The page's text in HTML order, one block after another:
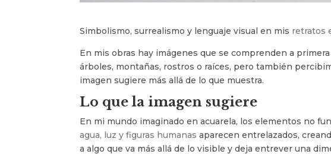
Simbolismo, surrealismo y lenguaje visual en mis retratos
En mis obras hay imágenes que se comprenden a
árboles, montañas, rostros o raíces, pero también
imagen sugiere más allá de lo que muestra.
Lo que la imagen sugiere
En mi mundo imaginado en acuarela, los elementos no
agua, luz y figuras humanasaparecen entrelazados,
a algo que va más allá de lo visible y deja entrever una